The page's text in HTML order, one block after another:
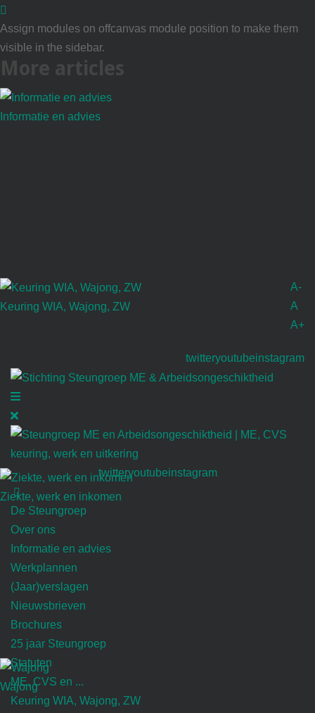
Assign modules on offcanvas module position to make them
visible in the sidebar.
More articles
Informatie en advies
Keuring WIA, Wajong, ZW
Ziekte, werk en inkomen
Wajong
A-
A
A+
twitteryoutubeinstagram
twitteryoutubeinstagram
De Steungroep
Over ons
Informatie en advies
Werkplannen
(Jaar)verslagen
Nieuwsbrieven
Brochures
25 jaar Steungroep
Statuten
ME, CVS en ...
Keuring WIA, Wajong, ZW